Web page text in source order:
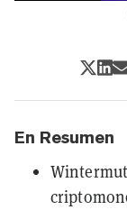
En Resumen